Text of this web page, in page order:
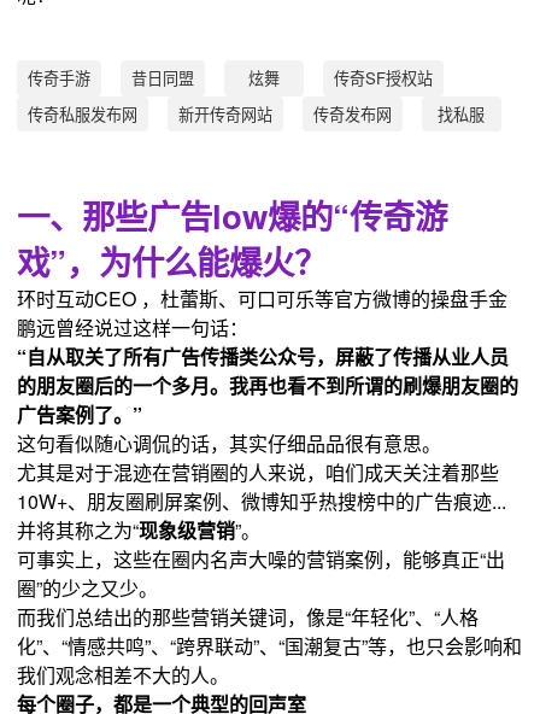
传奇手游 昔日同盟 炫舞
传奇SF授权站
传奇私服发布网
新开传奇网站 传奇发布网 找私服
一、那些广告low爆的“传奇游
戏”，为什么能爆火？
环时互动CEO ，杜蕾斯、可口可乐等官方微博的操盘手金
鹏远曾经说过这样一句话：
“自从取关了所有广告传播类公众号，屏蔽了传播从业人员
的朋友圈后的一个多月。我再也看不到所谓的刷爆朋友圈的
广告案例了。”
这句看似随心调侃的话，其实仔细品品很有意思。
尤其是对于混迹在营销圈的人来说，咱们成天关注着那些
10W+、朋友圈刷屏案例、微博知乎热搜榜中的广告痕迹...
并将其称之为“现象级营销”。
可事实上，这些在圈内名声大噪的营销案例，能够真正“出
圈”的少之又少。
而我们总结出的那些营销关键词，像是“年轻化”、“人格
化”、“情感共鸣”、“跨界联动”、“国潮复古”等，也只会影响和
我们观念相差不大的人。
每个圈子，都是一个典型的回声室